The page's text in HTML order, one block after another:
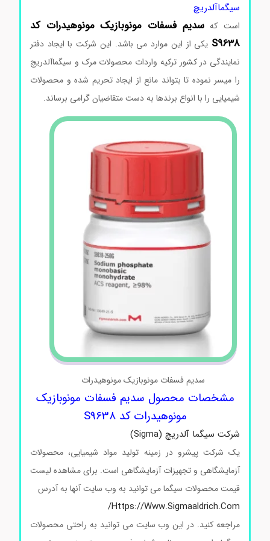
سیگماآلدریچ
است کهسدیم فسفات مونوبازیک مونوهیدرات کد
S9638یکی از این موارد می باشد. این شرکت با ایجاد دفتر
نمایندگی در کشور ترکیه واردات محصولات مرک و سیگماآلدریچ
را میسر نموده تا بتواند مانع از ایجاد تحریم شده و محصولات
شیمیایی را با انواع برندها به دست متقاضیان گرامی برساند.
سدیم فسفات مونوبازیک مونوهیدرات
مشخصات محصول سدیم فسفات مونوبازیک
مونوهیدرات کد S9638
شرکت سیگما آلدریچ (Sigma)
یک شرکت پیشرو در زمینه تولید مواد شیمیایی، محصولات
آزمایشگاهی و تجهیزات آزمایشگاهی است. برای مشاهده لیست
قیمت محصولات سیگما می توانید به وب سایت آنها به آدرس
Https://www.sigmaaldrich.com/
مراجعه کنید. در این وب سایت می توانید به راحتی محصولات